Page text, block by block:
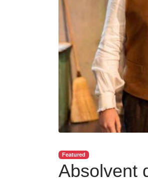
Featured
Absolvent